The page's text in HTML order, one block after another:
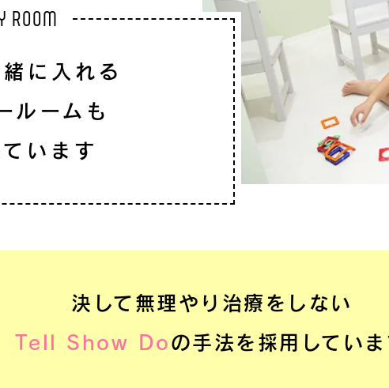
ROOM
に入れる
ルームも
います
決して無理やり治療をしない
Tell Show Do の手法を 採用してい